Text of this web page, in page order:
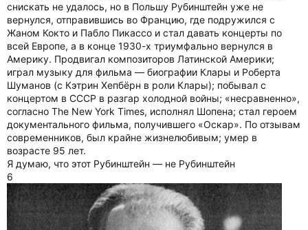
снискать не удалось, но в Польшу Рубинштейн уже не
вернулся, отправившись во Францию, где подружился с
Жаном Кокто и Пабло Пикассо и стал давать концерты по
всей Европе, а в конце 1930-х триумфально вернулся в
Америку. Продвигал композиторов Латинской Америки;
играл музыку для фильма — биографии Клары и Роберта
Шуманов (с Кэтрин Хепбёрн в роли Клары); побывал с
концертом в СССР в разгар холодной войны; «несравненно»,
согласно The New York Times, исполнял Шопена; стал героем
документального фильма, получившего «Оскар». По отзывам
современников, был крайне жизнелюбивым; умер в
возрасте 95 лет.
Я думаю, что этот Рубинштейн — не Рубинштейн
6